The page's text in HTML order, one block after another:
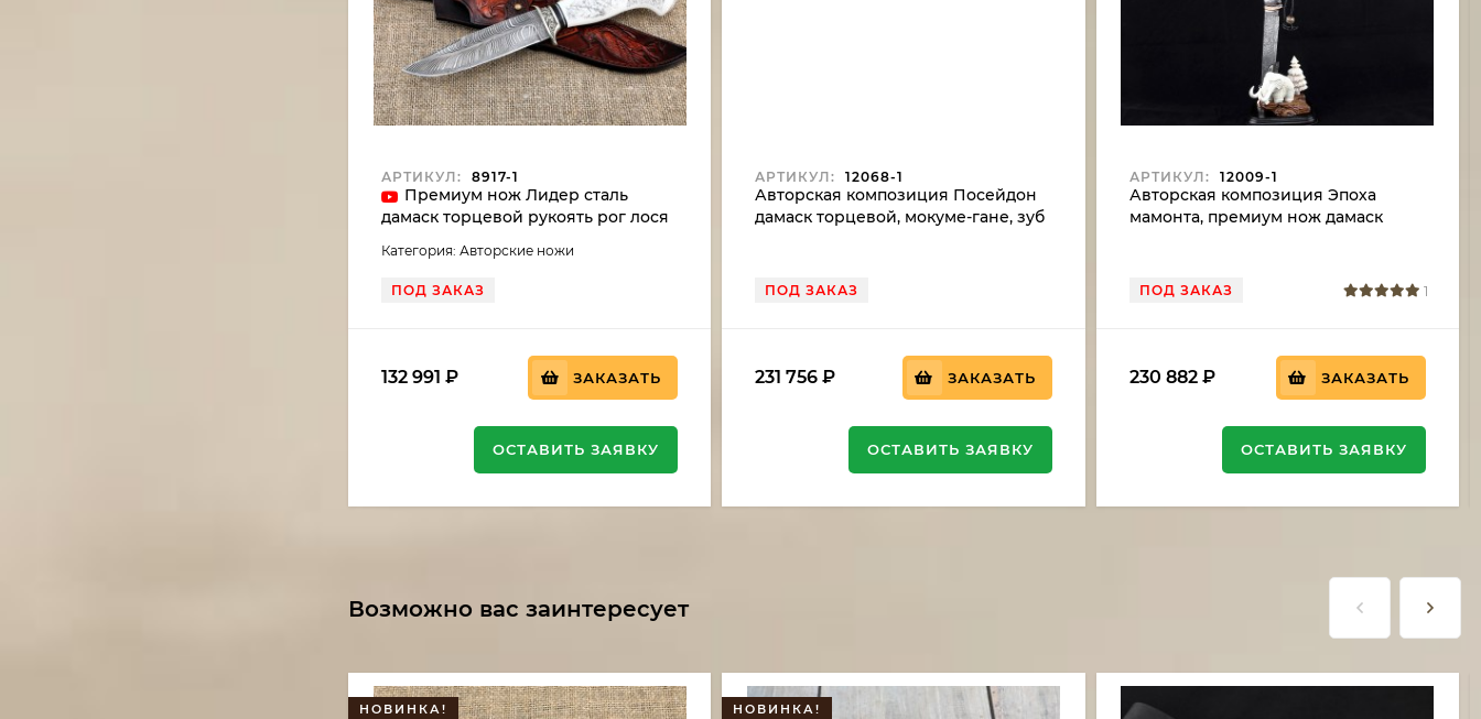
АРТИКУЛ: 8917-1
Премиум нож Лидер сталь
дамаск торцевой рукоять рог лося
Категория: Авторские ножи
ПОД ЗАКАЗ
132 991 ₽ ЗАКАЗАТЬ
ОСТАВИТЬ ЗАЯВКУ
АРТИКУЛ: 12068-1
Авторская композиция Посейдон
дамаск торцевой, мокуме-гане, зуб
ПОД ЗАКАЗ
231 756₽ ЗАКАЗАТЬ
ОСТАВИТЬ ЗАЯВКУ
АРТИКУЛ: 12009-1
Авторская композиция Эпоха
мамонта, премиум нож дамаск
рисунком
ПОД ЗАКАЗ 1
230 882 ₽ ЗАКАЗАТЬ
ОСТАВИТЬ ЗАЯВКУ
Возможно вас заинтересует
НОВИНКА! НОВИНКА!